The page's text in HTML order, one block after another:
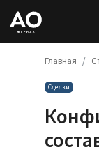
Главная
Сделки